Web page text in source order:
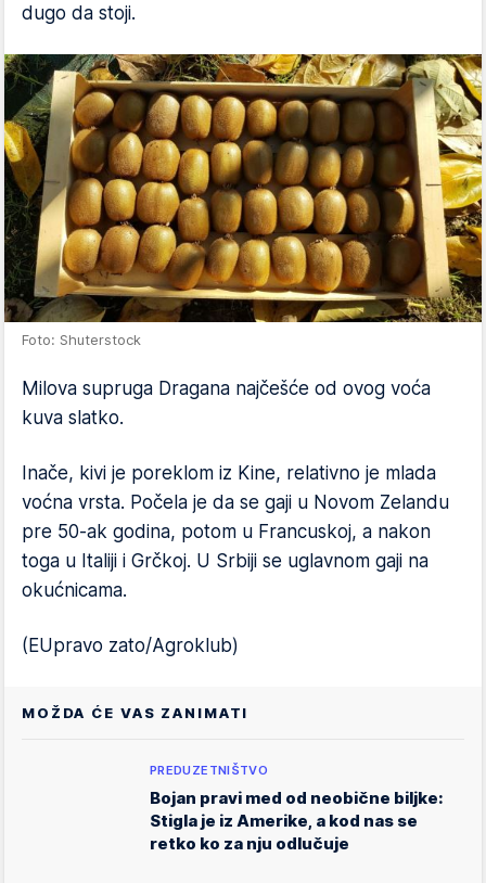
dugo da stoji.
Foto: Shuterstock
Milova supruga Dragana najčešće od ovog voća
kuva slatko.
Inače, kivi je poreklom iz Kine, relativno je mlada
voćna vrsta. Počela je da se gaji u Novom Zelandu
pre 50-ak godina, potom u Francuskoj, a nakon
toga u Italiji i Grčkoj. U Srbiji se uglavnom gaji na
okućnicama.
(EUpravo zato/Agroklub)
MOŽDA ĆE VAS ZANIMATI
PREDUZETNIŠTVO
Bojan pravi med od neobične biljke:
Stigla je iz Amerike, a kod nas se
retko ko za nju odlučuje